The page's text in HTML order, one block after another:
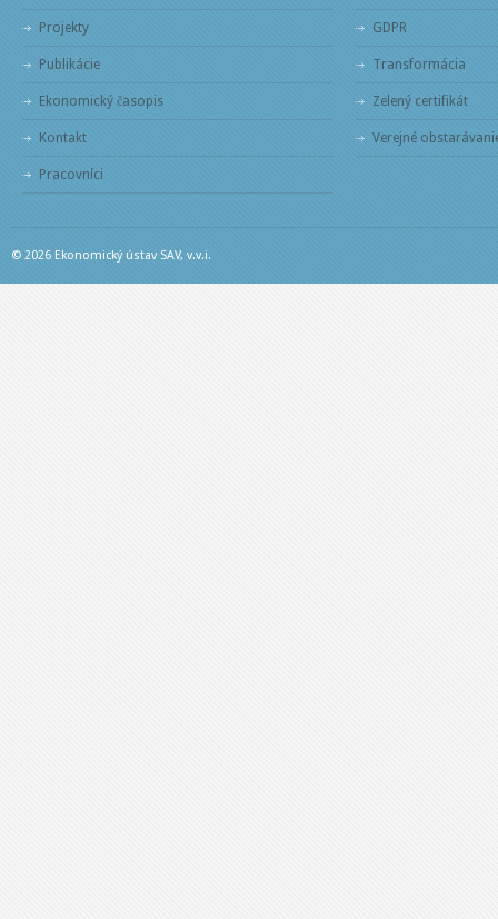
Projekty
Publikácie
Ekonomický časopis
Kontakt
Pracovníci
GDPR
Transformácia
Zelený certifikát
Verejné
© 2026 Ekonomický ústav SAV, v.v.i.